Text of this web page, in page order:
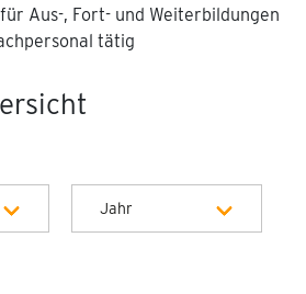
Aus-, Fort- und Weiterbildungen
tätig
Jahr